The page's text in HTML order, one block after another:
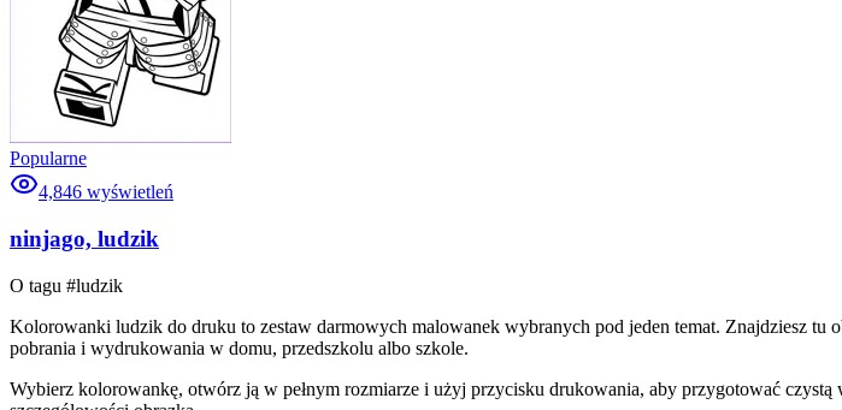
Popularne
4,846 wyświetleń
ninjago, ludzik
O tagu #ludzik
Kolorowanki ludzik do druku to zestaw darmowych malowanek wybranych pod jeden temat. Znajdziesz tu
pobrania i wydrukowania w domu, przedszkolu albo szkole.
Wybierz kolorowankę, otwórz ją w pełnym rozmiarze i użyj przycisku drukowania, aby przygotować